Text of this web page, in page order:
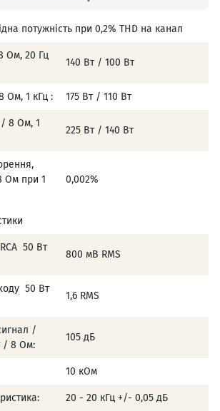
потужність при 0,2% THD на канал
Ом, 20 Гц
140 Вт / 100 Вт
Ом, 1 кГц : 175 Вт / 110 Вт
8 Ом, 1
225 Вт / 140 Вт
Ом при 1
0,002%
50 Вт
800 мВ RMS
50 Вт
1,6 RMS
/
/ 8 Ом:
105 дБ
10 кОм
20 - 20 кГц +/- 0,05 дБ